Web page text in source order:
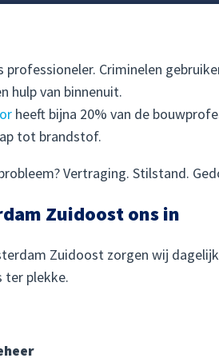
Criminelen
hulp van binnenuit.
heeft bijna 20% van de
tot brandstof.
Vertraging. Stilstand.
Zuidoost ons in
Zuidoost zorgen wij
ter plekke.